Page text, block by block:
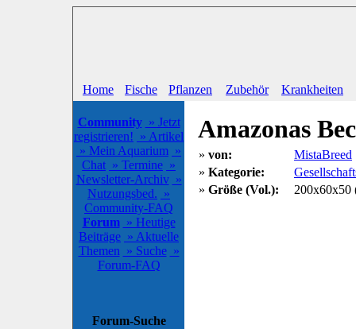
Home Fische Pflanzen Zubehör Krankheiten
Community » Jetzt
registrieren! » Artikel
» Mein Aquarium »
Chat » Termine »
Newsletter-Archiv »
Nutzungsbed. »
Community-FAQ
Forum » Heutige
Beiträge » Aktuelle
Themen » Suche »
Forum-FAQ
Forum-Suche
Amazonas
» von:
MistaBreed
» Kategorie:
» Größe (Vol.): 200x60x50